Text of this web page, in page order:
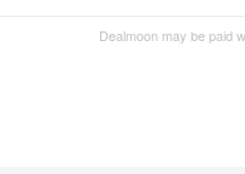
Dealmoon may be paid